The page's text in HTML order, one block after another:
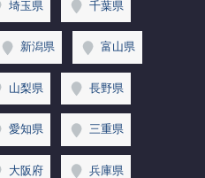
埼玉県 千葉県
新潟県 富山県
山梨県 長野県
愛知県 三重県
大阪府 兵庫県